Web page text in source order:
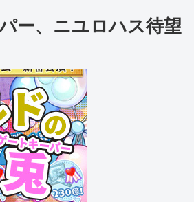
ー、ニユロハス待望